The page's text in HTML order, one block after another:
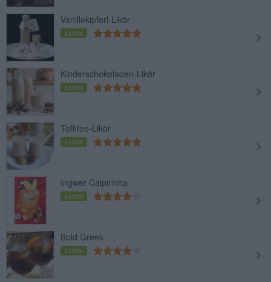
Vanillekipferl-Likör
Leicht
Kinderschokoladen-Likör
Leicht
Toffifee-Likör
Leicht
Ingwer Caipirinha
Leicht
Bold Greek
Leicht